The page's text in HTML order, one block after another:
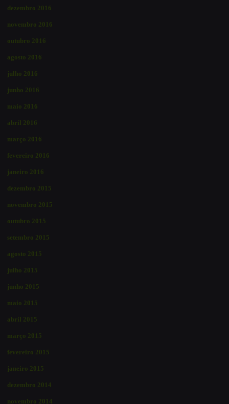
dezembro 2016
novembro 2016
outubro 2016
agosto 2016
julho 2016
junho 2016
maio 2016
abril 2016
março 2016
fevereiro 2016
janeiro 2016
dezembro 2015
novembro 2015
outubro 2015
setembro 2015
agosto 2015
julho 2015
junho 2015
maio 2015
abril 2015
março 2015
fevereiro 2015
janeiro 2015
dezembro 2014
novembro 2014